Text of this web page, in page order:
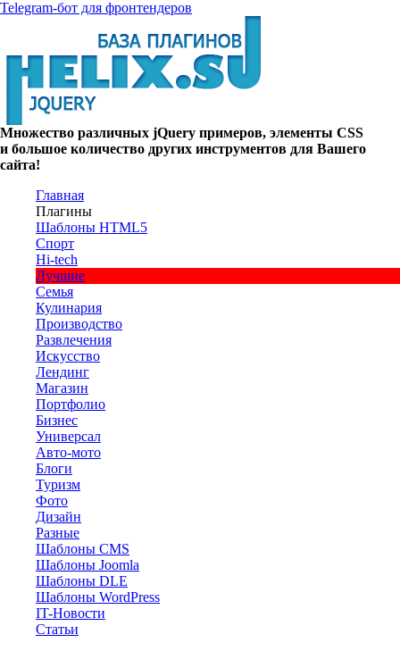
Telegram-бот для фронтендеров
Множество различных jQuery примеров, элементы CSS
и большое количество других инструментов для Вашего
сайта!
Главная
Плагины
Шаблоны HTML5
Спорт
Hi-tech
Лучшие
Семья
Кулинария
Производство
Развлечения
Искусство
Лендинг
Магазин
Портфолио
Бизнес
Универсал
Авто-мото
Блоги
Туризм
Фото
Дизайн
Разные
Шаблоны CMS
Шаблоны Joomla
Шаблоны DLE
Шаблоны WordPress
IT-Новости
Статьи